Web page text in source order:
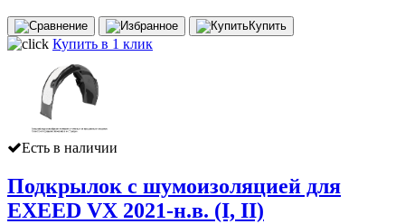
Купить
Купить в 1 клик
Есть в наличии
Подкрылок с шумоизоляцией для
EXEED VX 2021-н.в. (I, II)